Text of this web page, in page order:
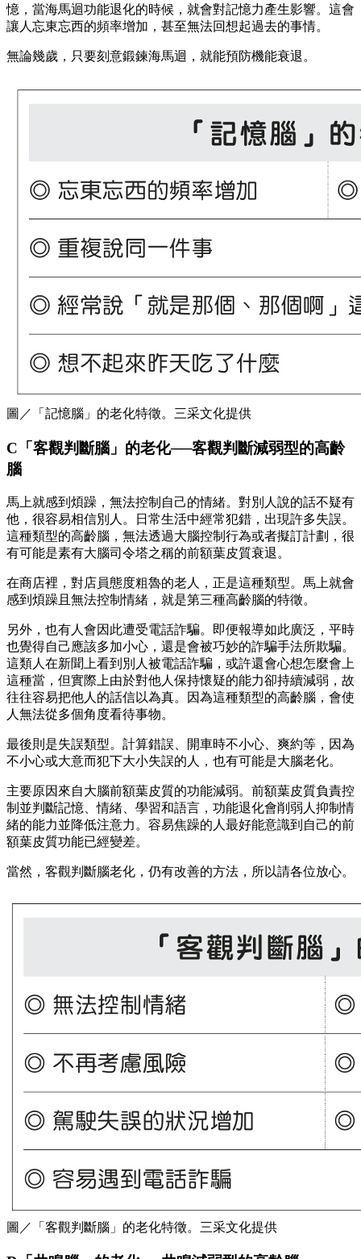
憶，當海馬迴功能退化的時候，就會對記憶力產生影響。這會
讓人忘東忘西的頻率增加，甚至無法回想起過去的事情。
無論幾歲，只要刻意鍛鍊海馬迴，就能預防機能衰退。
圖／「記憶腦」的老化特徵。三采文化提供
C「客觀判斷腦」的老化──客觀判斷減弱型的高齡
腦
馬上就感到煩躁，無法控制自己的情緒。對別人說的話不疑有
他，很容易相信別人。日常生活中經常犯錯，出現許多失誤。
這種類型的高齡腦，無法透過大腦控制行為或者擬訂計劃，很
有可能是素有大腦司令塔之稱的前額葉皮質衰退。
在商店裡，對店員態度粗魯的老人，正是這種類型。馬上就會
感到煩躁且無法控制情緒，就是第三種高齡腦的特徵。
另外，也有人會因此遭受電話詐騙。即便報導如此廣泛，平時
也覺得自己應該多加小心，還是會被巧妙的詐騙手法所欺騙。
這類人在新聞上看到別人被電話詐騙，或許還會心想怎麼會上
這種當，但實際上由於對他人保持懷疑的能力卻持續減弱，故
往往容易把他人的話信以為真。因為這種類型的高齡腦，會使
人無法從多個角度看待事物。
最後則是失誤類型。計算錯誤、開車時不小心、爽約等，因為
不小心或大意而犯下大小失誤的人，也有可能是大腦老化。
主要原因來自大腦前額葉皮質的功能減弱。前額葉皮質負責控
制並判斷記憶、情緒、學習和語言，功能退化會削弱人抑制情
緒的能力並降低注意力。容易焦躁的人最好能意識到自己的前
額葉皮質功能已經變差。
當然，客觀判斷腦老化，仍有改善的方法，所以請各位放心。
圖／「客觀判斷腦」的老化特徵。三采文化提供